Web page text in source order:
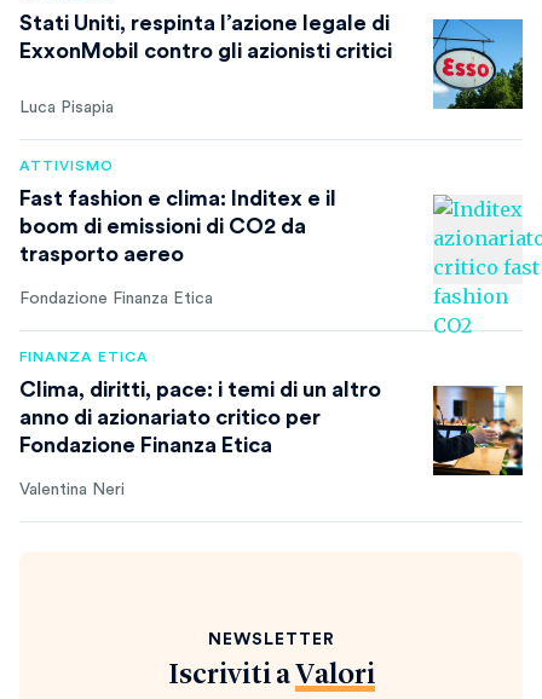
Stati Uniti, respinta l’azione legale di
ExxonMobil contro gli azionisti critici
Luca Pisapia
ATTIVISMO
Fast fashion e clima: Inditex e il
boom di emissioni di CO2 da
trasporto aereo
Fondazione Finanza Etica
FINANZA ETICA
Clima, diritti, pace: i temi di un altro
anno di azionariato critico per
Fondazione Finanza Etica
Valentina Neri
NEWSLETTER
Iscriviti a Valori